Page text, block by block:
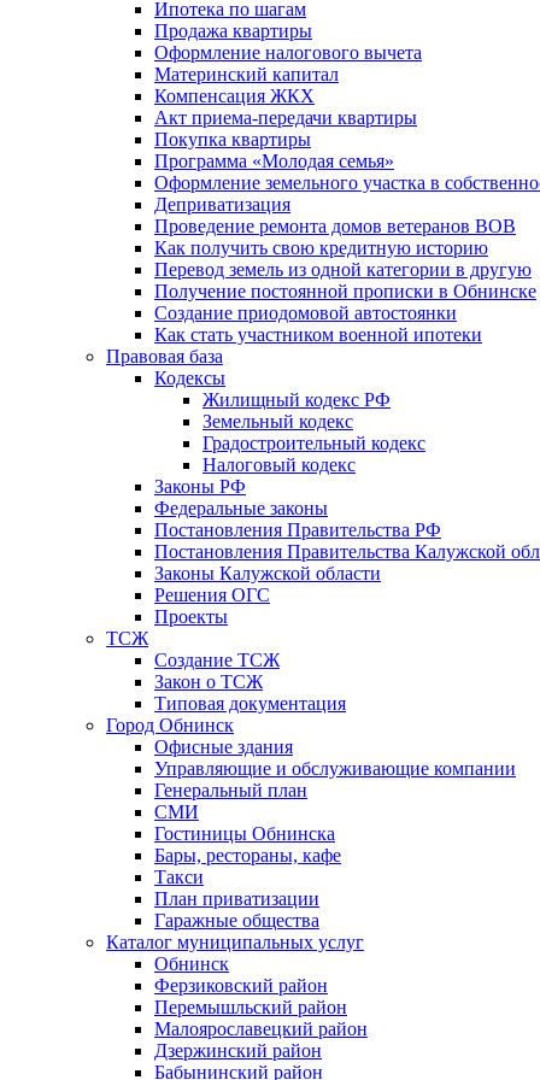
Ипотека по шагам
Продажа квартиры
Оформление налогового вычета
Материнский капитал
Компенсация ЖКХ
Акт приема-передачи квартиры
Покупка квартиры
Программа «Молодая семья»
Оформление земельного участка в
Деприватизация
Проведение ремонта домов ветеранов ВОВ
Как получить свою кредитную историю
Перевод земель из одной категории в другую
Получение постоянной прописки в Обнинске
Создание приодомовой автостоянки
Как стать участником военной ипотеки
Правовая база
Кодексы
Жилищный кодекс РФ
Земельный кодекс
Градостроительный кодекс
Налоговый кодекс
Законы РФ
Федеральные законы
Постановления Правительства РФ
Постановления Правительства Калужской
Законы Калужской области
Решения ОГС
Проекты
ТСЖ
Создание ТСЖ
Закон о ТСЖ
Типовая документация
Город Обнинск
Офисные здания
Управляющие и обслуживающие компании
Генеральный план
СМИ
Гостиницы Обнинска
Бары, рестораны, кафе
Такси
План приватизации
Гаражные общества
Каталог муниципальных услуг
Обнинск
Ферзиковский район
Перемышльский район
Малоярославецкий район
Дзержинский район
Бабынинский район